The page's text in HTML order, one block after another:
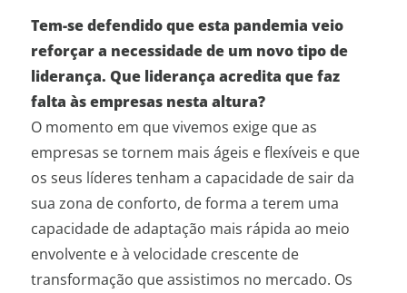
Tem-se defendido que esta pandemia veio
reforçar a necessidade de um novo tipo de
liderança. Que liderança acredita que faz
falta às empresas nesta altura?
O momento em que vivemos exige que as
empresas se tornem mais ágeis e flexíveis e que
os seus líderes tenham a capacidade de sair da
sua zona de conforto, de forma a terem uma
capacidade de adaptação mais rápida ao meio
envolvente e à velocidade crescente de
transformação que assistimos no mercado. Os